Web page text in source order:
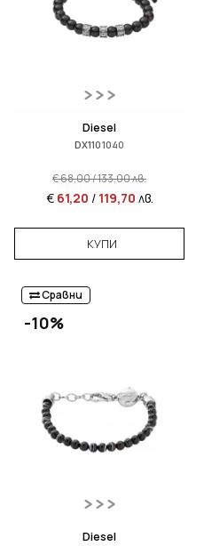
Diesel
DX1101040
€68,00/133,00лв.
€ 61,20 / 119,70 лв.
КУПИ
Сравни
-10%
Diesel